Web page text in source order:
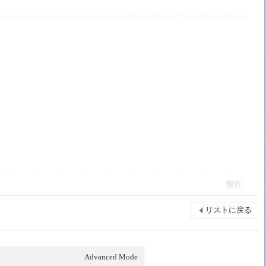
報告
リストに戻る
Advanced Mode